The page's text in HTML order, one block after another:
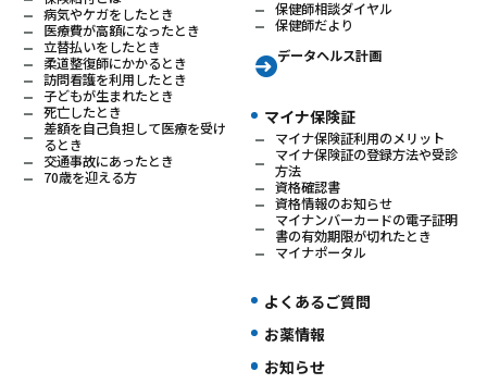
病気やケガをしたとき
医療費が高額になったとき
立替払いをしたとき
柔道整復師にかかるとき
訪問看護を利用したとき
子どもが生まれたとき
死亡したとき
差額を自己負担して医療を受け
るとき
交通事故にあったとき
70歳を迎える方
保健師相談ダイヤル
保健師だより
データヘルス計画
マイナ保険証
マイナ保険証利用のメリット
マイナ保険証の登録方法や受診
方法
資格確認書
資格情報のお知らせ
マイナンバーカードの電子証明
書の有効期限が切れたとき
マイナポータル
よくあるご質問
お薬情報
お知らせ